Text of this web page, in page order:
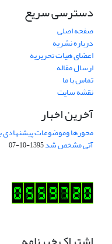
دسترسی سریع
صفحه اصلی
درباره نشریه
اعضای هیات تحریریه
ارسال مقاله
تماس با ما
نقشه سایت
آخرین اخبار
محورها وموضوعات
آتی مشخص شد1395-10-07